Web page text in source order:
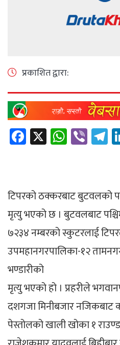
प्रकाशित द्वारा:
Facebook
X
टिपरको ठक्करबाट बुटवलको
मृत्यु भएको छ । बुटवलबाट
७२३४ नम्बरको स्कुटरलाई
उपमहानगरपालिका-१२
भण्डारीको
मृत्यु भएको हो । प्रहरीले
दशगजा मिनीबजार नजिकबाट
पेस्तोलको खाली खोका १